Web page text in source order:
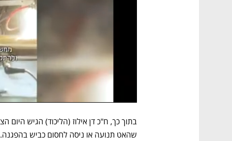
שהאט תנועה או ניסה לחסום כביש בהפגנה.